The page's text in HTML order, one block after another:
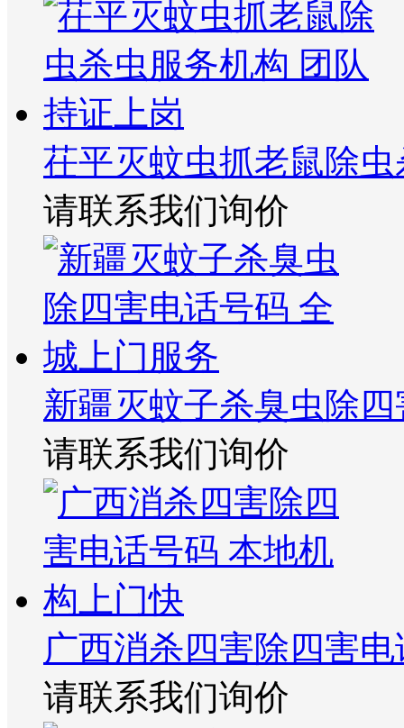
茌平灭蚊虫抓老鼠除
请联系我们询价
新疆灭蚊子杀臭虫除
请联系我们询价
广西消杀四害除四害
请联系我们询价